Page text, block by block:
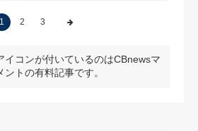
1 2 3
コンが付いているのはCBnewsマ
ントの有料記事です。